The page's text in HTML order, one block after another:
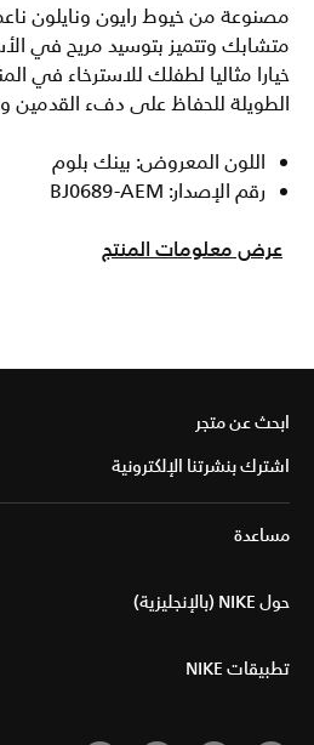
مصنوعة من خيوط رايون ونايلون
متشابك وتتميز بتوسيد مريح في
خيارا مثاليا لطفلك للاسترخاء في
الطويلة للحفاظ على دفء القدمين
اللون المعروض: بينك بلوم
رقم الإصدار: BJ0689-AEM
عرض معلومات المنتج
ابحث عن متجر
اشترك بنشرتنا الإلكترونية
مساعدة
حول NIKE (بالإنجليزية)
تطبيقات NIKE